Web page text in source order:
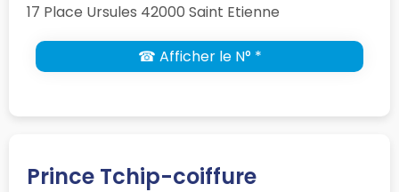
17 Place Ursules 42000 Saint Etienne
☎ Afficher le N° *
Prince Tchip-coiffure